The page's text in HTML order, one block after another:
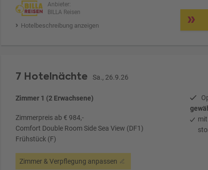
Anbieter:
BILLA Reisen
Hotelbeschreibung anzeigen
7 Hotelnächte Sa., 26.9.26
Zimmer 1 (2 Erwachsene)
Zimmerpreis ab € 984,-
Comfort Double Room Side Sea View (DF1)
Frühstück (F)
Zimmer & Verpflegung anpassen